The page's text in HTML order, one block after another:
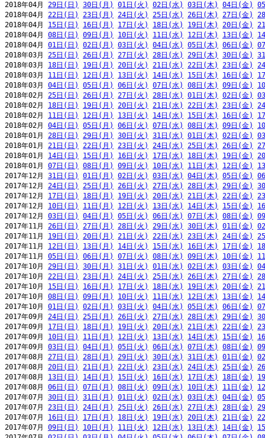
2018年04月 29日(日) 30日(月) 01日(火) 02日(水) 03日(木) 04日(金)
2018年04月 22日(日) 23日(月) 24日(火) 25日(水) 26日(木) 27日(金)
2018年04月 15日(日) 16日(月) 17日(火) 18日(水) 19日(木) 20日(金)
2018年04月 08日(日) 09日(月) 10日(火) 11日(水) 12日(木) 13日(金)
2018年04月 01日(日) 02日(月) 03日(火) 04日(水) 05日(木) 06日(金)
2018年03月 25日(日) 26日(月) 27日(火) 28日(水) 29日(木) 30日(金)
2018年03月 18日(日) 19日(月) 20日(火) 21日(水) 22日(木) 23日(金)
2018年03月 11日(日) 12日(月) 13日(火) 14日(水) 15日(木) 16日(金)
2018年03月 04日(日) 05日(月) 06日(火) 07日(水) 08日(木) 09日(金)
2018年02月 25日(日) 26日(月) 27日(火) 28日(水) 01日(木) 02日(金)
2018年02月 18日(日) 19日(月) 20日(火) 21日(水) 22日(木) 23日(金)
2018年02月 11日(日) 12日(月) 13日(火) 14日(水) 15日(木) 16日(金)
2018年02月 04日(日) 05日(月) 06日(火) 07日(水) 08日(木) 09日(金)
2018年01月 28日(日) 29日(月) 30日(火) 31日(水) 01日(木) 02日(金)
2018年01月 21日(日) 22日(月) 23日(火) 24日(水) 25日(木) 26日(金)
2018年01月 14日(日) 15日(月) 16日(火) 17日(水) 18日(木) 19日(金)
2018年01月 07日(日) 08日(月) 09日(火) 10日(水) 11日(木) 12日(金)
2017年12月 31日(日) 01日(月) 02日(火) 03日(水) 04日(木) 05日(金)
2017年12月 24日(日) 25日(月) 26日(火) 27日(水) 28日(木) 29日(金)
2017年12月 17日(日) 18日(月) 19日(火) 20日(水) 21日(木) 22日(金)
2017年12月 10日(日) 11日(月) 12日(火) 13日(水) 14日(木) 15日(金)
2017年12月 03日(日) 04日(月) 05日(火) 06日(水) 07日(木) 08日(金)
2017年11月 26日(日) 27日(月) 28日(火) 29日(水) 30日(木) 01日(金)
2017年11月 19日(日) 20日(月) 21日(火) 22日(水) 23日(木) 24日(金)
2017年11月 12日(日) 13日(月) 14日(火) 15日(水) 16日(木) 17日(金)
2017年11月 05日(日) 06日(月) 07日(火) 08日(水) 09日(木) 10日(金)
2017年10月 29日(日) 30日(月) 31日(火) 01日(水) 02日(木) 03日(金)
2017年10月 22日(日) 23日(月) 24日(火) 25日(水) 26日(木) 27日(金)
2017年10月 15日(日) 16日(月) 17日(火) 18日(水) 19日(木) 20日(金)
2017年10月 08日(日) 09日(月) 10日(火) 11日(水) 12日(木) 13日(金)
2017年10月 01日(日) 02日(月) 03日(火) 04日(水) 05日(木) 06日(金)
2017年09月 24日(日) 25日(月) 26日(火) 27日(水) 28日(木) 29日(金)
2017年09月 17日(日) 18日(月) 19日(火) 20日(水) 21日(木) 22日(金)
2017年09月 10日(日) 11日(月) 12日(火) 13日(水) 14日(木) 15日(金)
2017年09月 03日(日) 04日(月) 05日(火) 06日(水) 07日(木) 08日(金)
2017年08月 27日(日) 28日(月) 29日(火) 30日(水) 31日(木) 01日(金)
2017年08月 20日(日) 21日(月) 22日(火) 23日(水) 24日(木) 25日(金)
2017年08月 13日(日) 14日(月) 15日(火) 16日(水) 17日(木) 18日(金)
2017年08月 06日(日) 07日(月) 08日(火) 09日(水) 10日(木) 11日(金)
2017年07月 30日(日) 31日(月) 01日(火) 02日(水) 03日(木) 04日(金)
2017年07月 23日(日) 24日(月) 25日(火) 26日(水) 27日(木) 28日(金)
2017年07月 16日(日) 17日(月) 18日(火) 19日(水) 20日(木) 21日(金)
2017年07月 09日(日) 10日(月) 11日(火) 12日(水) 13日(木) 14日(金)